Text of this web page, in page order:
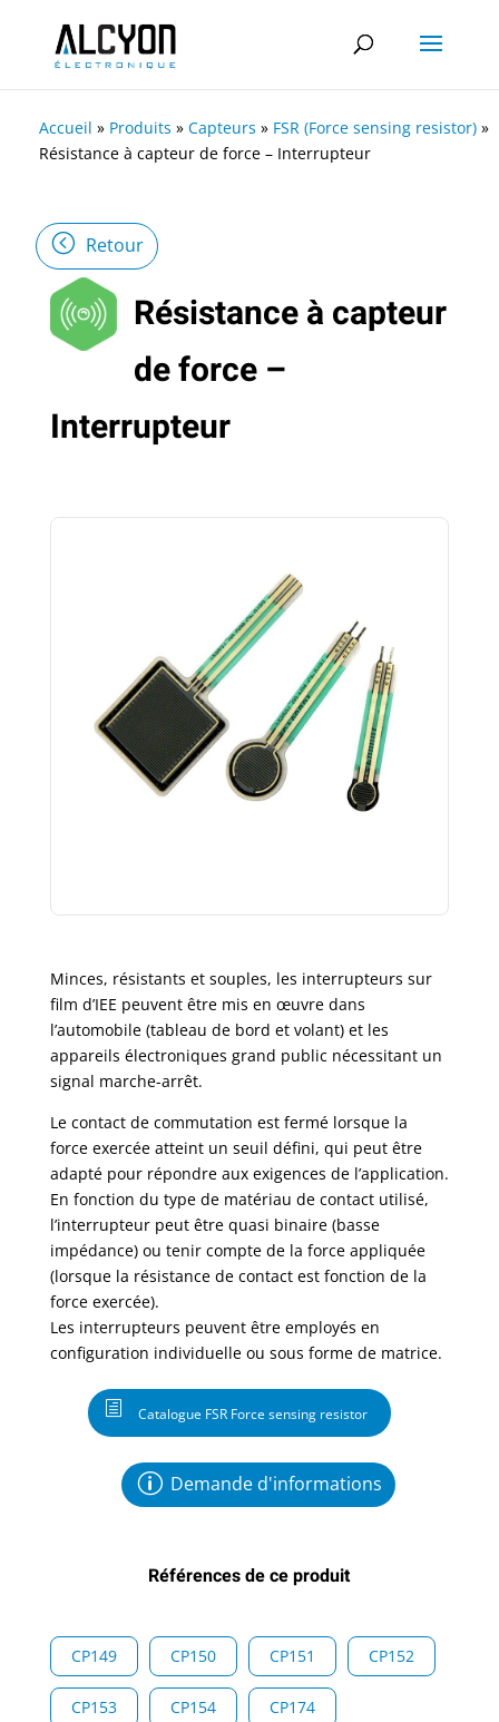
Accueil » Produits » Capteurs » FSR (Force sensing resistor) »
Résistance à capteur de force – Interrupteur
Retour
Résistance à capteur
de force –
Interrupteur
Minces, résistants et souples, les interrupteurs sur
film d’IEE peuvent être mis en œuvre dans
l’automobile (tableau de bord et volant) et les
appareils électroniques grand public nécessitant un
signal marche-arrêt.
Le contact de commutation est fermé lorsque la
force exercée atteint un seuil défini, qui peut être
adapté pour répondre aux exigences de l’application.
En fonction du type de matériau de contact utilisé,
l’interrupteur peut être quasi binaire (basse
impédance) ou tenir compte de la force appliquée
(lorsque la résistance de contact est fonction de la
force exercée).
Les interrupteurs peuvent être employés en
configuration individuelle ou sous forme de matrice.
Catalogue FSR Force sensing resistor
Demande d'informations
Références de ce produit
CP149 CP150 CP151 CP152
CP153 CP154 CP174